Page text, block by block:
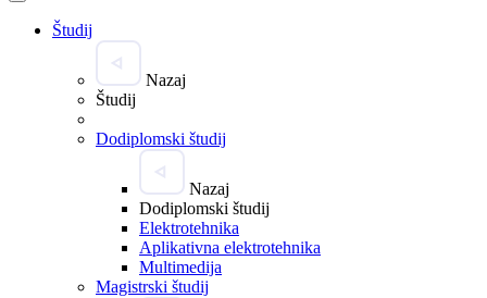
Študij
Nazaj
Študij
Dodiplomski študij
Nazaj
Dodiplomski študij
Elektrotehnika
Aplikativna elektrotehnika
Multimedija
Magistrski študij